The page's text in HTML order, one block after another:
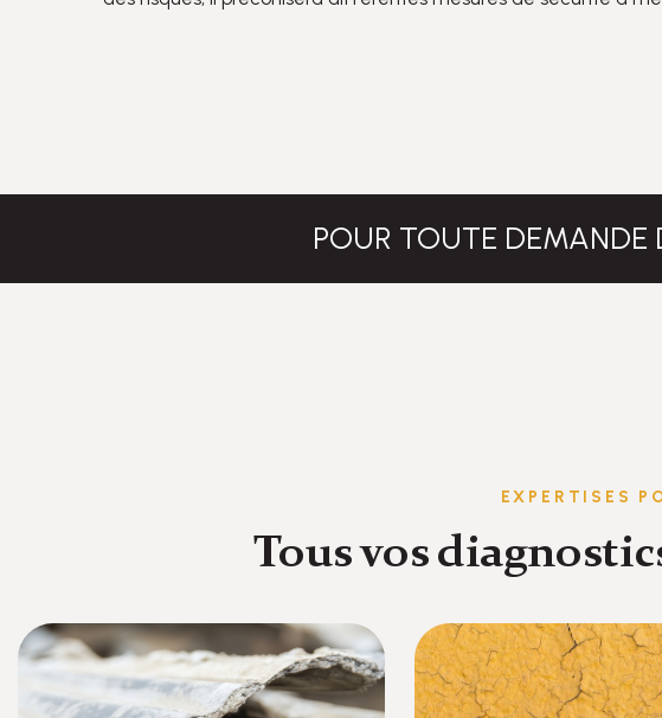
POUR TOUTE DEMANDE
EXPERTISES
Tous vos